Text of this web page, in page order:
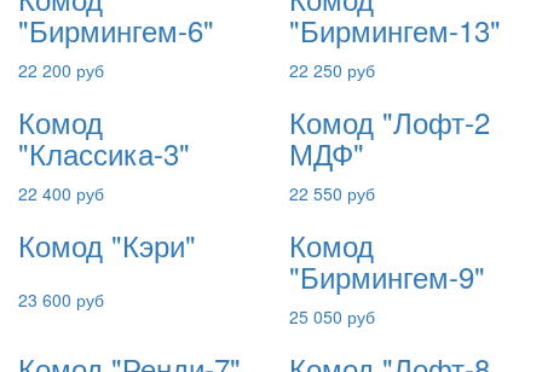
"Бирмингем-6"
22 200 руб
"Бирмингем-13"
22 250 руб
Комод
"Классика-3"
22 400 руб
Комод "Лофт-2
МДФ"
22 550 руб
Комод "Кэри"
23 600 руб
Комод
"Бирмингем-9"
25 050 руб